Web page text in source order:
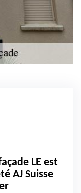
LE est
AJ Suisse